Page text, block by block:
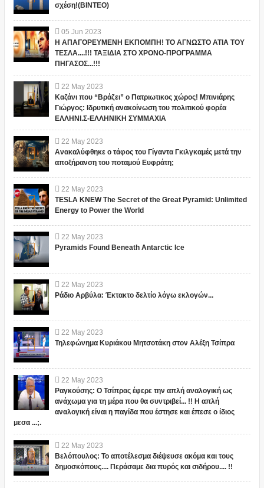
σχέση!(ΒΙΝΤΕΟ)
05 Jun 2023
Η ΑΠΑΓΟΡΕΥΜΕΝΗ ΕΚΠΟΜΠΗ! ΤΟ ΑΓΝΩΣΤΟ ΑΤΙΑ ΤΟΥ
ΤΕΣΛΑ....!!! ΤΑΞΙΔΙΑ ΣΤΟ ΧΡΟΝΟ-ΠΡΟΓΡΑΜΜΑ
ΠΗΓΑΣΟΣ...!!!
22 May 2023
Καζάνι που “Βράζει” ο Πατριωτικος χώρος! Μπινιάρης
Γιώργος: Ιδρυτική ανακοίνωση του πολιτικού φορέα
ΕΛΛΗΝΙ.Σ-ΕΛΛΗΝΙΚΗ ΣΥΜΜΑΧΙΑ
22 May 2023
Ανακαλύφθηκε ο τάφος του Γίγαντα Γκιλγκαμές μετά την
αποξήρανση του ποταμού Ευφράτη;
22 May 2023
TESLA KNEW The Secret of the Great Pyramid: Unlimited
Energy to Power the World
22 May 2023
Pyramids Found Beneath Antarctic Ice
22 May 2023
Ράδιο Αρβύλα: Έκτακτο δελτίο λόγω εκλογών...
22 May 2023
Τηλεφώνημα Κυριάκου Μητσοτάκη στον Αλέξη Τσίπρα
22 May 2023
Ραγκούσης: Ο Τσίπρας έφερε την απλή αναλογική ως
ανάχωμα για τη μέρα που θα συντριβεί... !! Η απλή
αναλογική είναι η παγίδα που έστησε και έπεσε ο ίδιος
μεσα ...;.
22 May 2023
Βελόπουλος: Το αποτέλεσμα διέψευσε ακόμα και τους
δημοσκόπους.... Περάσαμε δια πυρός και σιδήρου.... !!